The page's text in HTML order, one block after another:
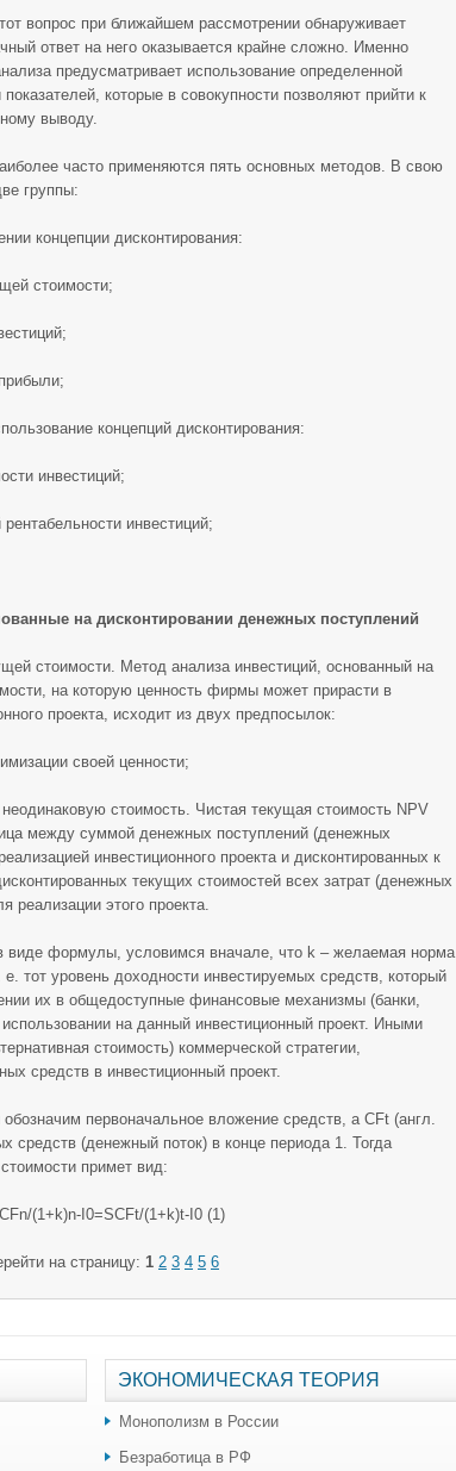
вопрос при ближайшем рассмотрении обнаруживает
ответ на него оказывается крайне сложно. Именно
предусматривает использование определенной
которые в совокупности позволяют прийти к
выводу.
часто применяются пять основных методов. В свою
группы:
концепции дисконтирования:
стоимости;
концепций дисконтирования:
инвестиций;
инвестиций;
на дисконтировании денежных поступлений
стоимости. Метод анализа инвестиций, основанный на
на которую ценность фирмы может прирасти в
проекта, исходит из двух предпосылок:
своей ценности;
стоимость. Чистая текущая стоимость NPV
между суммой денежных поступлений (денежных
инвестиционного проекта и дисконтированных к
текущих стоимостей всех затрат (денежных
реализации этого проекта.
виде формулы, условимся вначале, что k – желаемая норма
тот уровень доходности инвестируемых средств, который
их в общедоступные финансовые механизмы (банки,
на данный инвестиционный проект. Иными
стоимость) коммерческой стратегии,
средств в инвестиционный проект.
первоначальное вложение средств, a CFt (англ.
средств (денежный поток) в конце периода 1. Тогда
примет вид:
(1+k)n-I0=SCFt/(1+k)t-I0 (1)
на страницу: 1 2 3 4 5 6
ЭКОНОМИЧЕСКАЯ ТЕОРИЯ
Монополизм в России
Безработица в РФ